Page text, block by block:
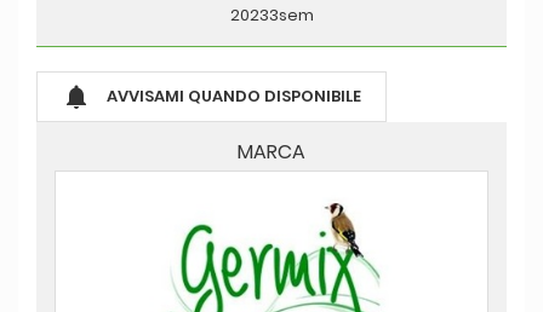
20233sem
 AVVISAMI QUANDO DISPONIBILE
MARCA